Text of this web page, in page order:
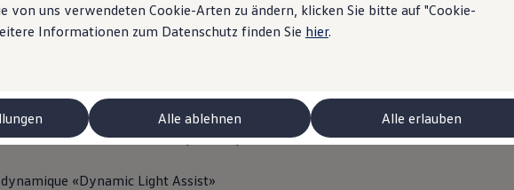
von uns verwendeten Cookie-Arten zu ändern, klicken Sie bitte auf "Cookie-
Informationen zum Datenschutz finden Sie hier.
Alle erlauben
Alle ablehnen
d’assistance pour une
une meilleure visibilité est disponible pour les modèles Golf GTI:
«Dynamic Light Assist»